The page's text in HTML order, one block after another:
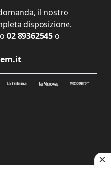
il nostro
disposizione.
02 89362545 o
.